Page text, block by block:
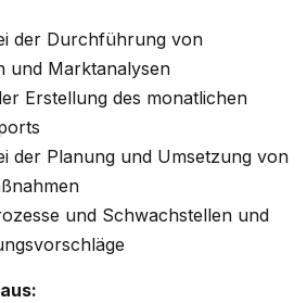
der Durchführung von
und Marktanalysen
Erstellung des monatlichen
der Planung und Umsetzung von
und Schwachstellen und